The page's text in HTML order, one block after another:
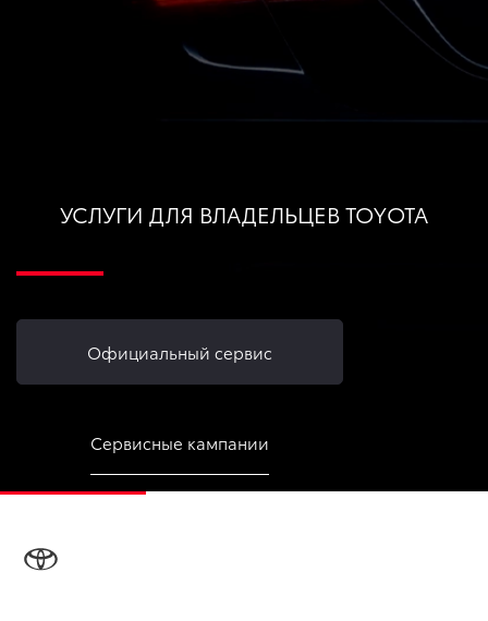
УСЛУГИ ДЛЯ ВЛАДЕЛЬЦЕВ TOYOTA
Официальный сервис
Сервисные кампании